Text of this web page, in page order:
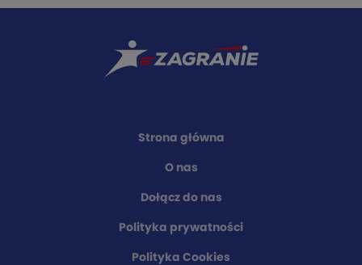
Strona główna
O nas
Dołącz do nas
Polityka prywatności
Polityka Cookies